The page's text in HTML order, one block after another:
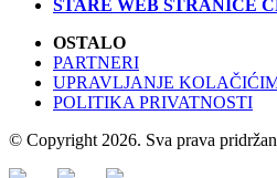
STARE WEB STRANICE
OSTALO
PARTNERI
UPRAVLJANJE
POLITIKA PRIVATNOSTI
© Copyright 2026. Sva prava